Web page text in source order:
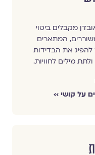
מקבלים ביטוי
המתארים
להפיג את הבדידות
מילים לחוויות.
על קושי ››